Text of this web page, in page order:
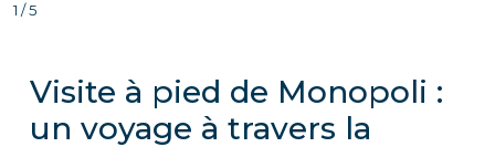
1 / 5
Visite à pied de Monopoli :
un voyage à travers la